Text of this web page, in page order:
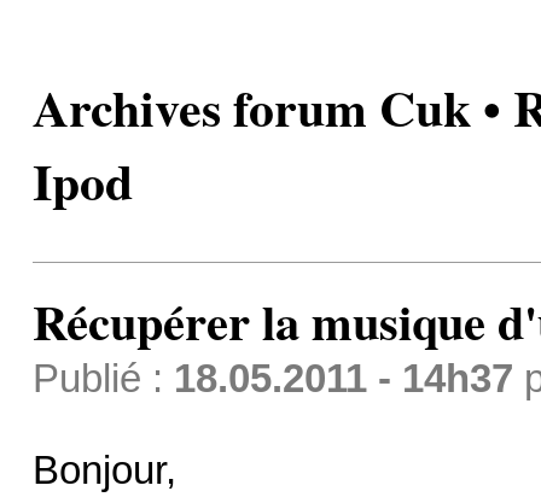
Archives forum Cuk •
Ipod
Récupérer la musique
Publié : 18.05.2011 - 14h37
Bonjour,